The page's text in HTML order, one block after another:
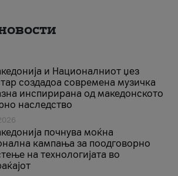
и Националниот џез
создадоа современа музичка
инспирирана од македонското
наследство
почнува моќна
кампања за поодговорно
на технологијата во